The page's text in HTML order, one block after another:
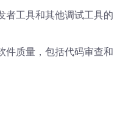
者工具和其他调试工具的
件质量，包括代码审查和